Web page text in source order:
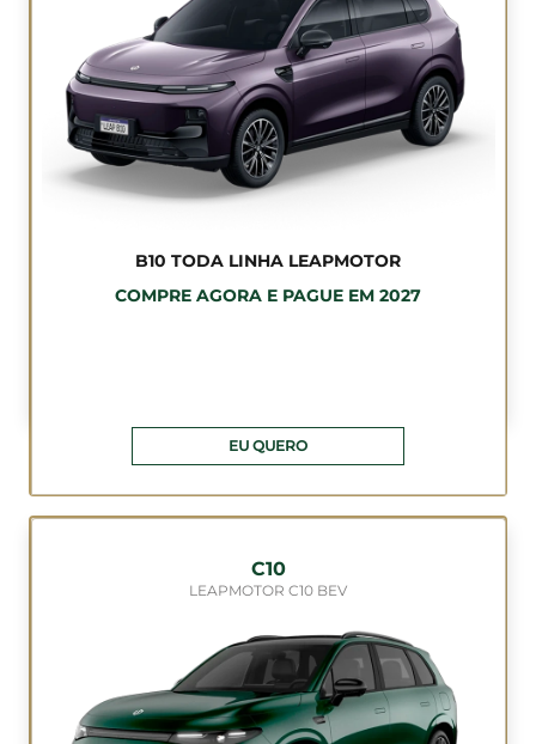
B10 TODA LINHA LEAPMOTOR
COMPRE AGORA E PAGUE EM 2027
EU QUERO
C10
LEAPMOTOR C10 BEV